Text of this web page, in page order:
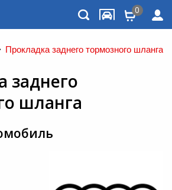
0
Прокладка заднего тормозного шланга
заднего
шланга